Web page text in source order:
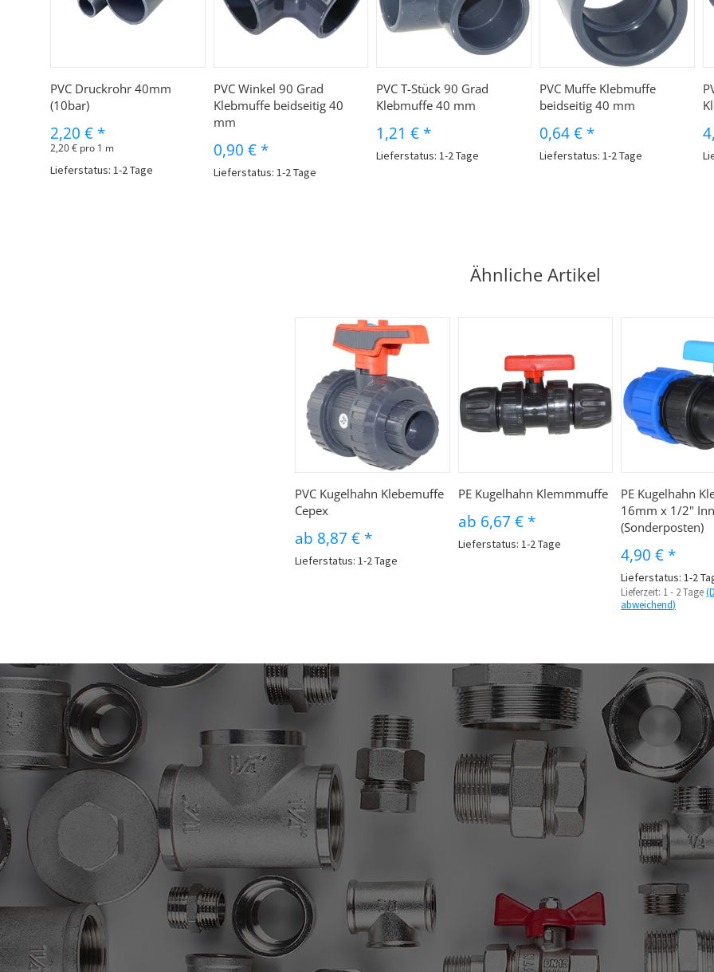
PVC Druckrohr 40mm
(10bar)
2,20 € *
2,20 € pro 1 m
Lieferstatus: 1-2 Tage
PVC Winkel 90 Grad
Klebmuffe beidseitig 40
mm
0,90 € *
Lieferstatus: 1-2 Tage
PVC T-Stück 90 Grad
Klebmuffe 40 mm
1,21 € *
Lieferstatus: 1-2 Tage
PVC Muffe Klebmuffe
beidseitig 40 mm
0,64 € *
Lieferstatus: 1-2 Tage
Ähnliche Artikel
PVC Kugelhahn Klebemuffe
Cepex
ab 8,87 € *
Lieferstatus: 1-2 Tage
PE Kugelhahn Klemmmuffe
ab 6,67 € *
Lieferstatus: 1-2 Tage
PE Kugelhahn
16mm x 1/2"
(Sonderposten)
4,90 € *
Lieferstatus: 1-2
Lieferzeit: 1 - 2 Tage
abweichend)